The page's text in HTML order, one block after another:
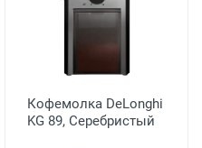
Кофемолка DeLonghi
KG 89, Серебристый